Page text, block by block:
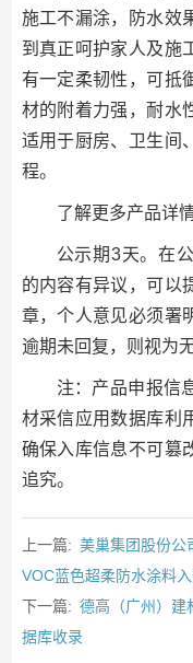
施工不漏涂，防水效
到真正呵护家人及施
有一定柔韧性，可抵
材的附着力强，耐水
适用于厨房、卫生间
程。
了解更多产品详
公示期3天。在
的内容有异议，可以
章，个人意见必须署
逾期未回复，则视为无
注：产品申报信
材采信应用数据库利
确保入库信息不可篡
追究。
上一篇: 美巢集团股份公
VOC蓝色超柔防水涂料
下一篇: 德高（广州）建
据库收录